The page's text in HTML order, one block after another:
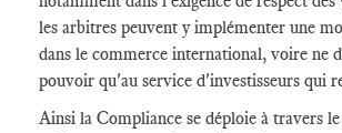
les arbitres peuvent y implémenter une
dans le commerce international, voire ne
pouvoir qu'au service d'investisseurs qui
Ainsi la Compliance se déploie à travers